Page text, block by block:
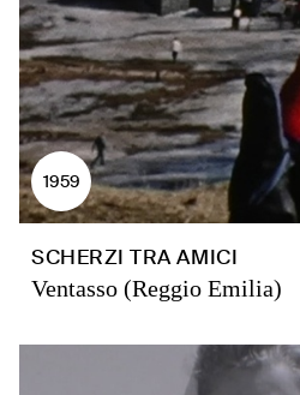
1959
SCHERZI TRA AMICI
Ventasso (Reggio Emilia)